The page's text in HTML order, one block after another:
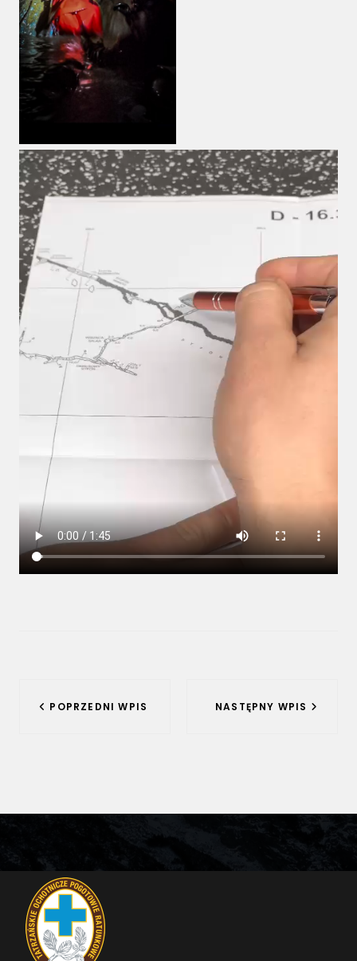
Nawigacja
POPRZEDNI WPIS NASTĘPNY WPIS